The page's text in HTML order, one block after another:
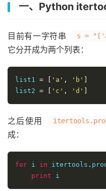
一、Python
目前有一字符串 s =
它分开成为两个列表：
list1 = 'a' , 'b'
list2 = 'c' , 'd'
之后使用
成：
for i in itertools .
print i